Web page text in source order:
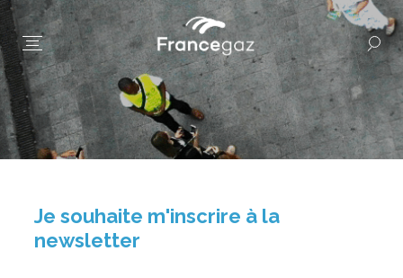
Je souhaite m'inscrire à la
newsletter